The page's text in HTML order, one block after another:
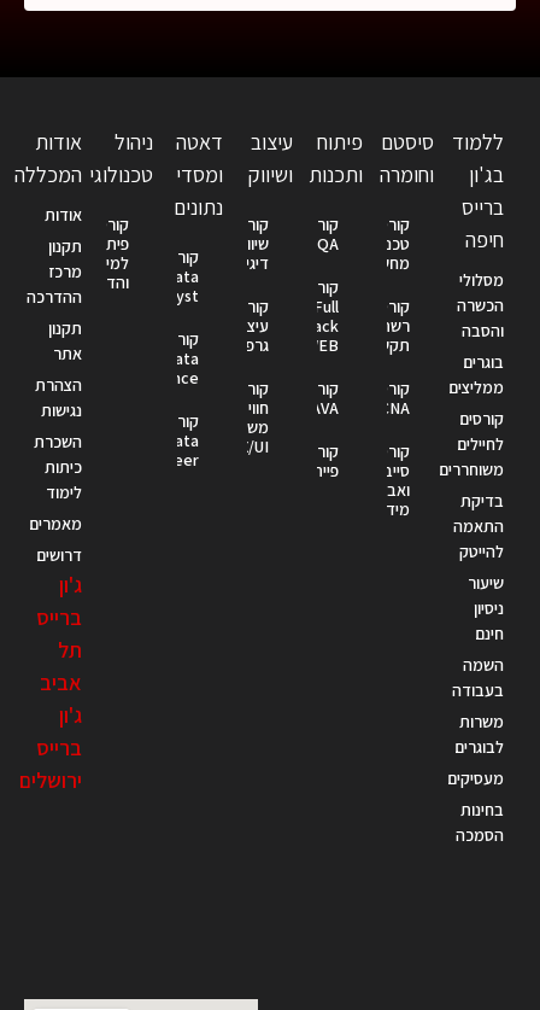
ללמוד
בג'ון
ברייס
חיפה
מסלולי
הכשרה
והסבה
בוגרים
ממליצים
קורסים
לחיילים
משוחררים
בדיקת
התאמה
להייטק
שיעור
ניסיון
חינם
השמה
בעבודה
משרות
לבוגרים
מעסיקים
בחינות
הסמכה
סיסטם
וחומרה
קורס
טכנאי
מחשבים
קורס
רשתות
תקשורת
קורס
CCNA
קורס
סייבר
ואבטחת
מידע
פיתוח
ותכנות
קורס
QA
קורס
Full
Stack
WEB
קורס
JAVA
קורס
פייתון
עיצוב
ושיווק
קורס
שיווק
דיגיטלי
קורס
עיצוב
גרפי
קורס
חווית
משתמש
UX/UI
דאטה
ומסדי
נתונים
קורס
Data
Analyst
קורס
Data
Science
קורס
Data
Engineer
ניהול
טכנולוגי
קורס
פיתוח
למידה
והדרכה
אודות
המכללה
אודות
תקנון
מרכז
ההדרכה
תקנון
אתר
הצהרת
נגישות
השכרת
כיתות
לימוד
מאמרים
דרושים
ג'ון
ברייס
תל
אביב
ג'ון
ברייס
ירושלים